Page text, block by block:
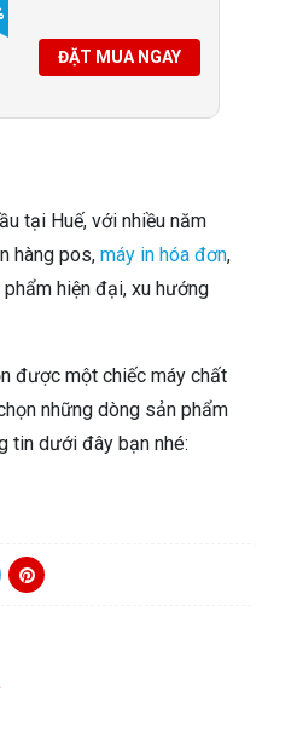
ĐẶT MUA NGAY
tại Huế, với nhiều năm
hàng pos, máy in hóa đơn,
hiện đại, xu hướng
được một chiếc máy chất
những dòng sản phẩm
tin dưới đây bạn nhé: